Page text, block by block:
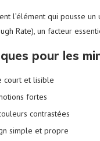
l’élément qui pousse
Rate), un facteur
pour les
court et lisible
fortes
contrastées
simple et propre